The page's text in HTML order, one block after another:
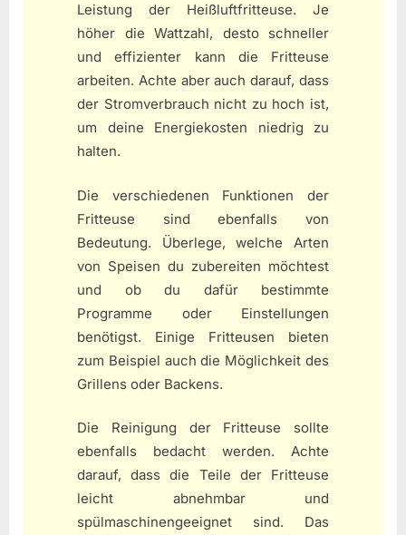
Leistung der Heißluftfritteuse. Je
höher die Wattzahl, desto schneller
und effizienter kann die Fritteuse
arbeiten. Achte aber auch darauf, dass
der Stromverbrauch nicht zu hoch ist,
um deine Energiekosten niedrig zu
halten.
Die verschiedenen Funktionen der
Fritteuse sind ebenfalls von
Bedeutung. Überlege, welche Arten
von Speisen du zubereiten möchtest
und ob du dafür bestimmte
Programme oder Einstellungen
benötigst. Einige Fritteusen bieten
zum Beispiel auch die Möglichkeit des
Grillens oder Backens.
Die Reinigung der Fritteuse sollte
ebenfalls bedacht werden. Achte
darauf, dass die Teile der Fritteuse
leicht abnehmbar und
spülmaschinengeeignet sind. Das